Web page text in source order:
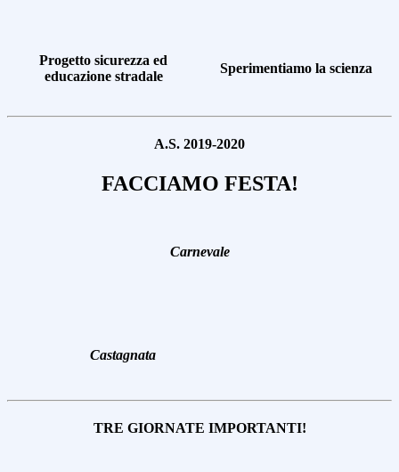
Progetto sicurezza ed
educazione stradale
Sperimentiamo la scienza
A.S. 2019-2020
FACCIAMO FESTA!
Carnevale
Castagnata
TRE GIORNATE IMPORTANTI!